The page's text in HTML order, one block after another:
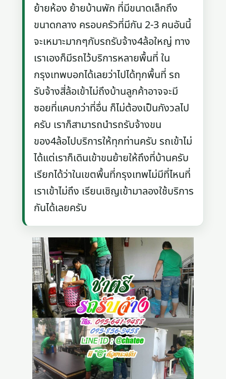
ย้ายห้อง ย้ายบ้านพัก ที่มีขนาดเล็กถึง
ขนาดกลาง ครอบครัวที่มีกัน 2-3 คนอันนี้
จะเหมาะมากๆกับรถรับจ้าง4ล้อใหญ่ ทาง
เราเองก็มีรถไว้บริการหลายพื้นที่ ใน
กรุงเทพบอกได้เลยว่าไปได้ทุกพื้นที่ รถ
รับจ้างสี่ล้อเข้าไม่ถึงบ้านลูกค้าอาจจะมี
ซอยที่แคบกว่าที่อื่น ก็ไม่ต้องเป็นกังวลไป
ครับ เราก็สามารถนำรถรับจ้างขน
ของ4ล้อไปบริการให้ทุกท่านครับ รถเข้าไม่
ได้แต่เราก็เดินเข้าขนย้ายให้ถึงที่บ้านครับ
เรียกได้ว่าในเขตพื้นที่กรุงเทพไม่มีที่ไหนที่
เราเข้าไม่ถึง เรียนเชิญเข้ามาลองใช้บริการ
กันได้เลยครับ